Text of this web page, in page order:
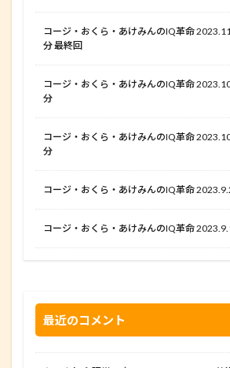
コージ・おくら・あけみんのIQ革命
分 最終回
コージ・おくら・あけみんのIQ革命
分
コージ・おくら・あけみんのIQ革命
分
コージ・おくら・あけみんのIQ革命
コージ・おくら・あけみんのIQ革命
最近のコメント